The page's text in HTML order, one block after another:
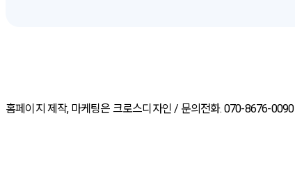
홈페이지 제작, 마케팅은 크로스디자인 / 문의전화. 070-8676-0090